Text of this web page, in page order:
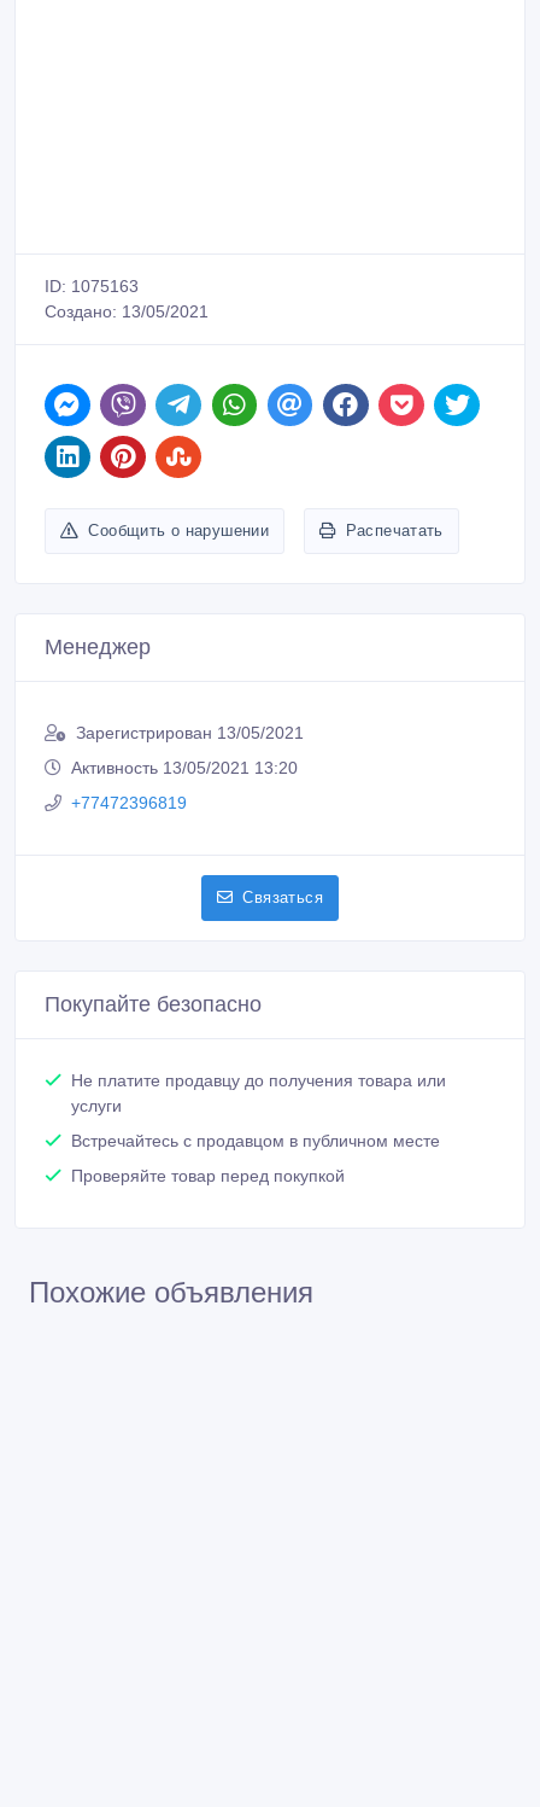
ID: 1075163
Создано: 13/05/2021
Сообщить о нарушении Распечатать
Менеджер
Зарегистрирован 13/05/2021
Активность 13/05/2021 13:20
+77472396819
Связаться
Покупайте безопасно
Не платите продавцу до получения товара или
услуги
Встречайтесь с продавцом в публичном месте
Проверяйте товар перед покупкой
Похожие объявления